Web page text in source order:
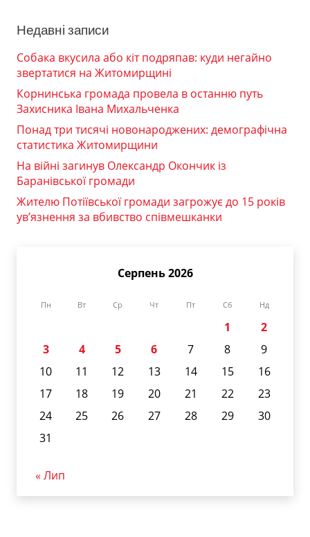
Недавні записи
Собака вкусила або кіт подряпав: куди негайно
звертатися на Житомирщині
Корнинська громада провела в останню путь
Захисника Івана Михальченка
Понад три тисячі новонароджених: демографічна
статистика Житомирщини
На війні загинув Олександр Окончик із
Баранівської громади
Жителю Потіївської громади загрожує до 15 років
ув’язнення за вбивство співмешканки
Серпень 2026
Пн Вт Ср Чт Пт Сб Нд
1
2
3
4 5 6 7 8
9
10
11 12 13 14 15
16
17
18 19 20 21 22
23
24
25 26 27 28 29
30
31
« Лип